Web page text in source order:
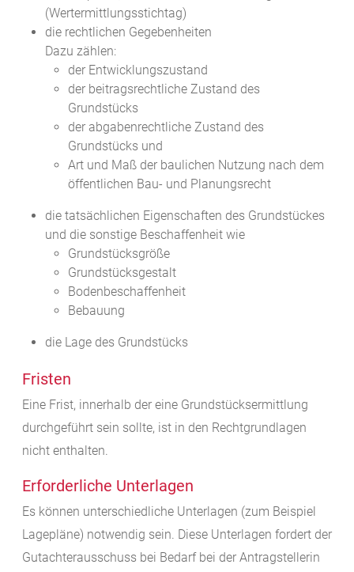
(Wertermittlungsstichtag)
die rechtlichen Gegebenheiten
Dazu zählen:
der Entwicklungszustand
der beitragsrechtliche Zustand des
Grundstücks
der abgabenrechtliche Zustand des
Grundstücks und
Art und Maß der baulichen Nutzung nach dem
öffentlichen Bau- und Planungsrecht
die tatsächlichen Eigenschaften des Grundstückes
und die sonstige Beschaffenheitwie
Grundstücksgröße
Grundstücksgestalt
Bodenbeschaffenheit
Bebauung
die Lage des Grundstücks
Fristen
Eine Frist, innerhalb der eine Grundstücksermittlung
durchgeführt sein sollte, ist in den Rechtgrundlagen
nicht enthalten.
Erforderliche Unterlagen
Es können unterschiedliche Unterlagen (zum Beispiel
Lagepläne) notwendig sein. Diese Unterlagen fordert der
Gutachterausschuss bei Bedarf bei der Antragstellerin